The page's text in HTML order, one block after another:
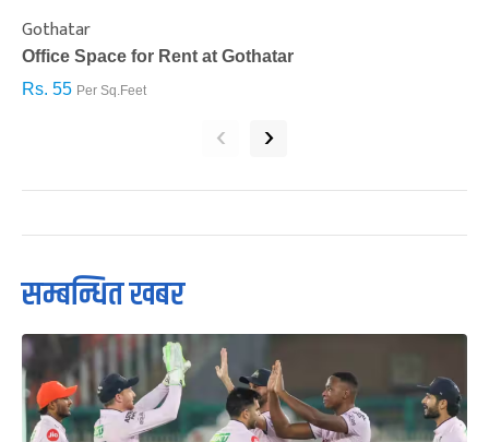
Gothatar
Office Space for Rent at Gothatar
Rs. 55 Per Sq.Feet
‹ ›
सम्बन्धित खबर